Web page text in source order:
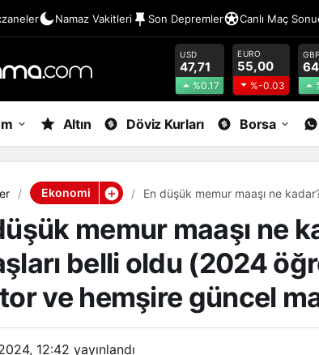
Namaz Vakitleri Son Depremler Canlı Maç
USD
47,71
%0.17
EURO
55,00
%-0.03
GBP
Altın Döviz Kurları Borsa
Ekonomi
En düşük memur maaşı ne
memur maaşı ne
belli oldu (2024
ve hemşire güncel
12:42 yayınlandı